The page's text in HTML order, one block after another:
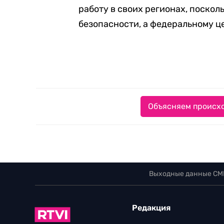
работу в своих регионах,
безопасности, а федеральному
Объясняем
Выходные данные
Редакция